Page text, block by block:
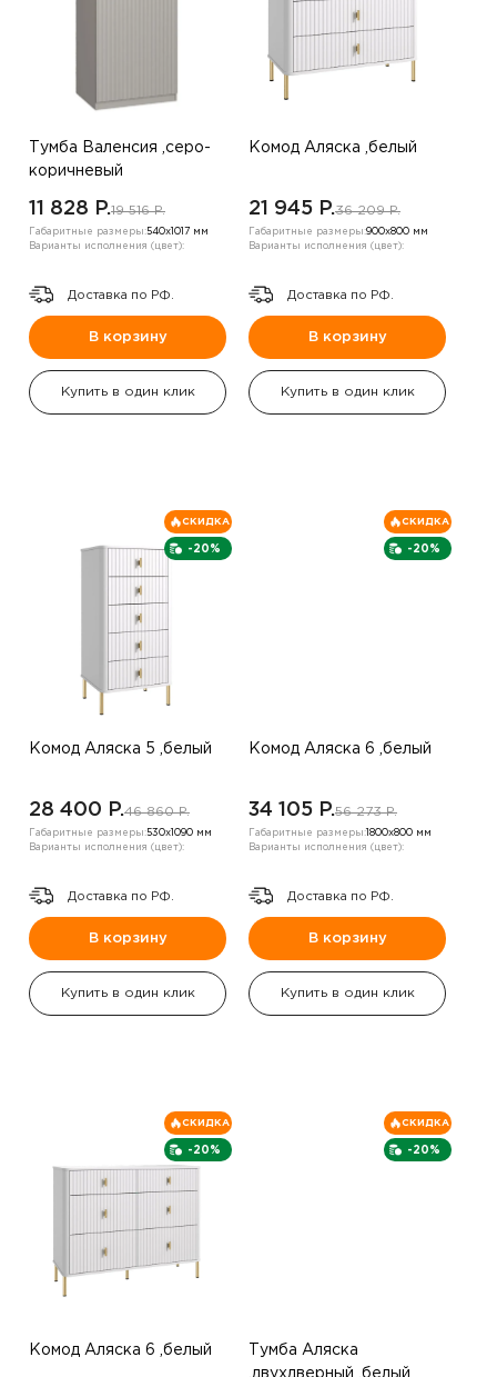
Тумба Валенсия ,серо-
коричневый
11 828 P.19 516 P.
Габаритные размеры:540х1017 мм
Варианты исполнения (цвет):
Доставка по РФ.
В корзину
Купить в один клик
Комод Аляска ,белый
21 945 P.36 209 P.
Габаритные размеры:900х800 мм
Варианты исполнения (цвет):
Доставка по РФ.
В корзину
Купить в один клик
-20%
СКИДКА
Комод Аляска 5 ,белый
28 400 P.46 860 P.
Габаритные размеры:530х1090 мм
Варианты исполнения (цвет):
Доставка по РФ.
В корзину
Купить в один клик
-20%
СКИДКА
Комод Аляска 6 ,белый
34 105 P.56 273 P.
Габаритные размеры: 1800х800 мм
Варианты исполнения (цвет):
Доставка по РФ.
В корзину
Купить в один клик
-20%
СКИДКА
Комод Аляска 6 ,белый
-20%
СКИДКА
Тумба Аляска
,двухдверный ,белый